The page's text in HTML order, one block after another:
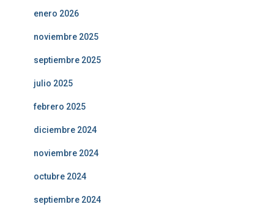
enero 2026
noviembre 2025
septiembre 2025
julio 2025
febrero 2025
diciembre 2024
noviembre 2024
octubre 2024
septiembre 2024